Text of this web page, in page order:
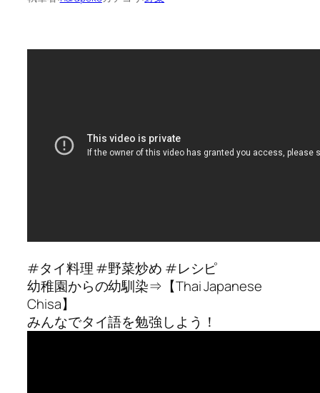
#タイ料理 #野菜炒め #レシピ
幼稚園からの幼馴染⇒【Thai Japanese
Chisa】
みんなでタイ語を勉強しよう！